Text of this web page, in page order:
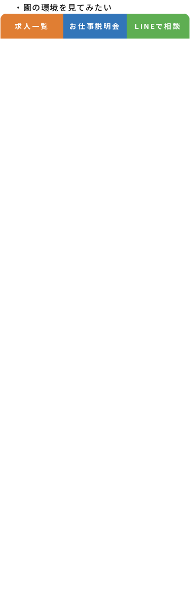
求人一覧 お仕事説明会 LINEで相談
・園の環境を見てみたい
・手当や残業について詳しく聞きたい
・気軽に参加してみたい